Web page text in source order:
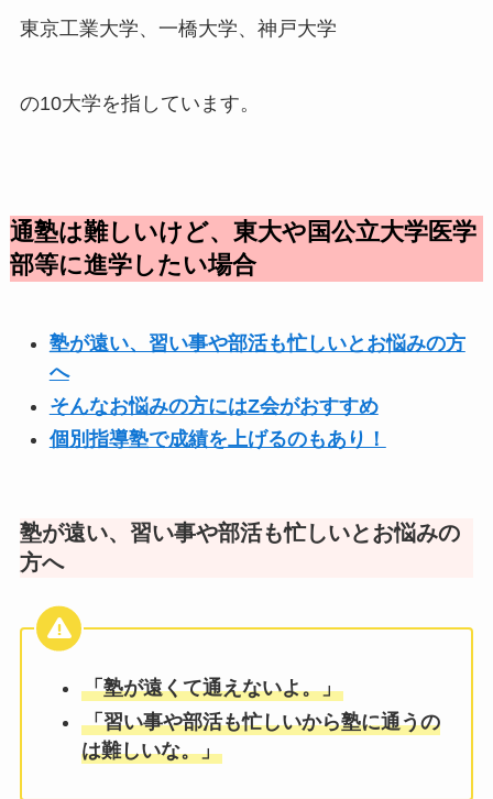
東京工業大学、一橋大学、神戸大学
の10大学を指しています。
通塾は難しいけど、東大や国公立大学医学
部等に進学したい場合
塾が遠い、習い事や部活も忙しいとお悩みの方
へ
そんなお悩みの方にはZ会がおすすめ
個別指導塾で成績を上げるのもあり！
塾が遠い、習い事や部活も忙しいとお悩みの
方へ
「塾が遠くて通えないよ。」
「習い事や部活も忙しいから塾に通うの
は難しいな。」